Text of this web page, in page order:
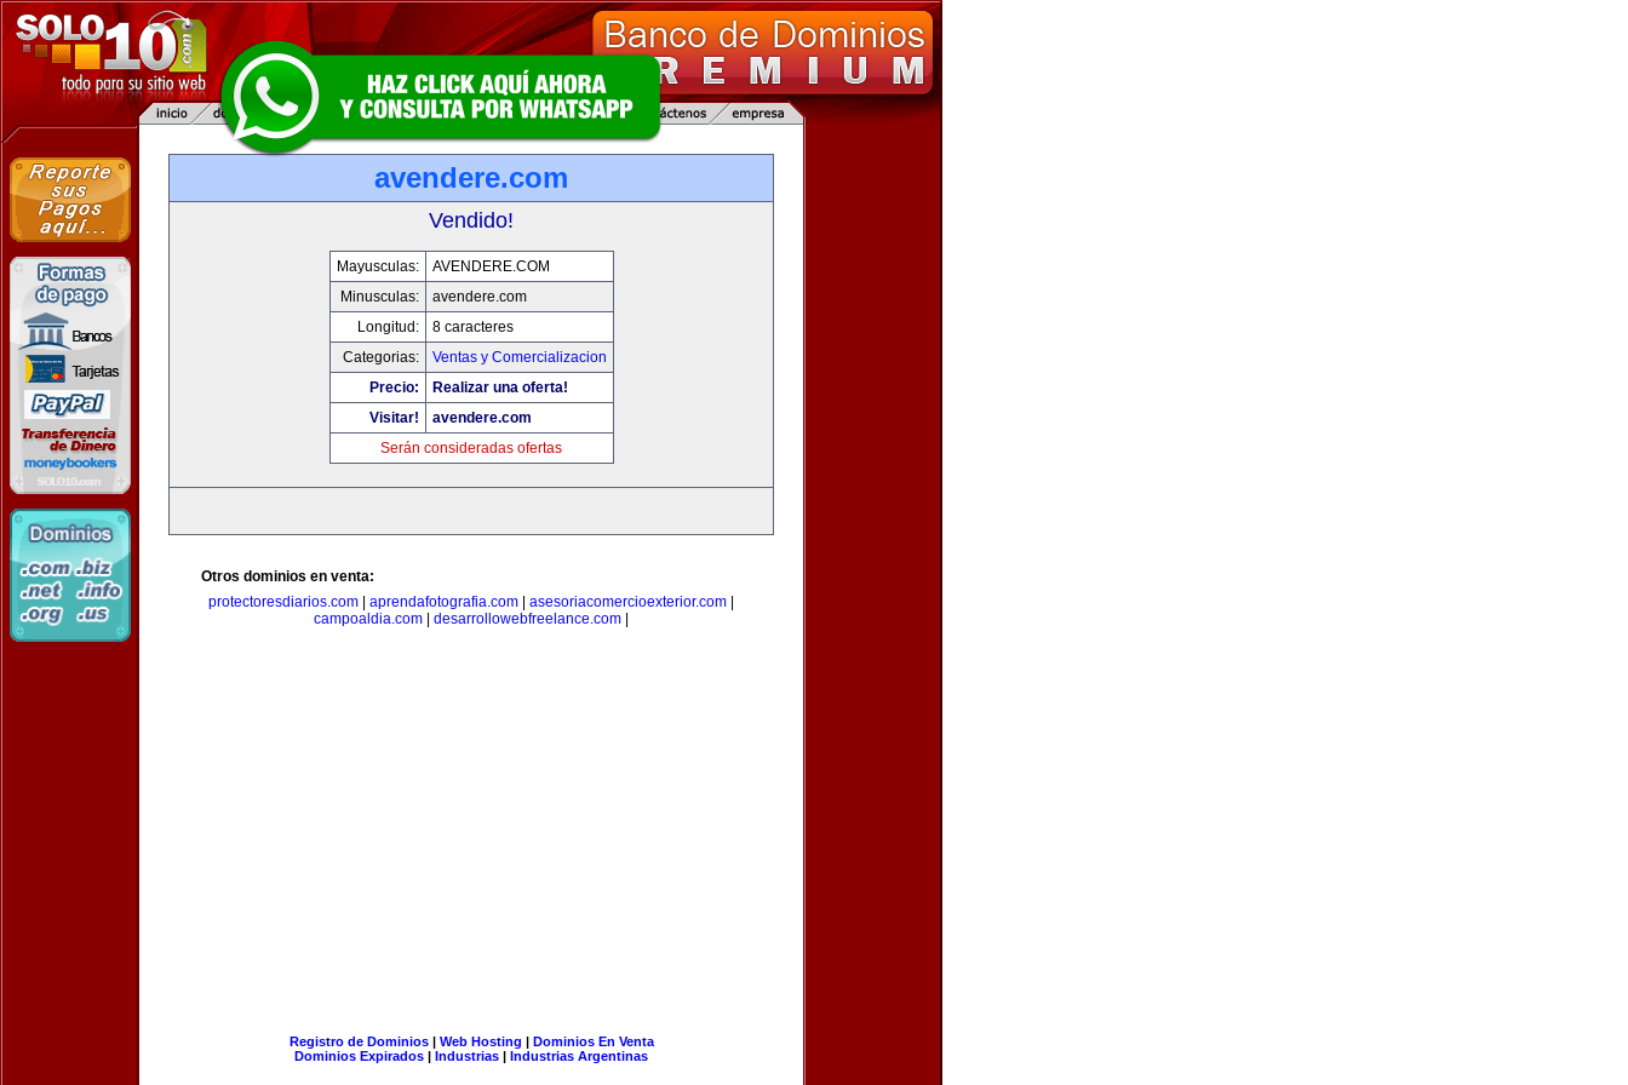
avendere.com
Vendido!
Mayusculas:
AVENDERE.COM
Minusculas:
avendere.com
Longitud:
8 caracteres
Categorias:
Ventas y Comercializacion
Precio:
Realizar una oferta!
Visitar!
avendere.com
Serán consideradas ofertas
Otros dominios en venta:
protectoresdiarios.com
aprendafotografia.com asesoriacomercioexterior.com
campoaldia.com
desarrollowebfreelance.com
Registro de Dominios| Web Hosting | Dominios En Venta
Dominios Expirados | Industrias | Industrias Argentinas